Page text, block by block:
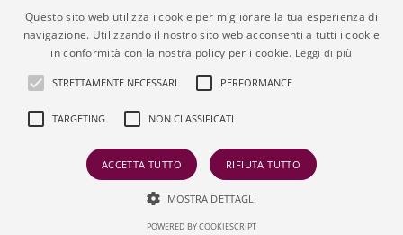
Admin|Informativa Privacy |Informativa Cookie
Part. IVA 11167401006
Iscritto al Ruolo Agente Immobiliare n° 12162 del
23.03.2012 della CCIAA di Roma - REA n° 1283738
Chat via WhatsApp
Questo sito web utilizza i cookie per migliorare la tua esperienza di
navigazione. Utilizzando il nostro sito web acconsenti a tutti i cookie
in conformità con la nostra policy per i cookie. Leggi di più
STRETTAMENTE NECESSARI PERFORMANCE
TARGETING NON CLASSIFICATI
ACCETTA TUTTO RIFIUTA TUTTO
MOSTRA DETTAGLI
POWERED BY COOKIESCRIPT